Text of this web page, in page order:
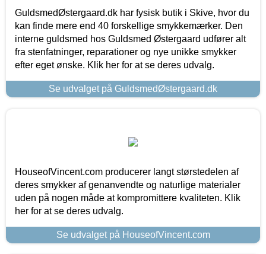
GuldsmedØstergaard.dk har fysisk butik i Skive, hvor du
kan finde mere end 40 forskellige smykkemærker. Den
interne guldsmed hos Guldsmed Østergaard udfører alt
fra stenfatninger, reparationer og nye unikke smykker
efter eget ønske. Klik her for at se deres udvalg.
Se udvalget på GuldsmedØstergaard.dk
HouseofVincent.com producerer langt størstedelen af
deres smykker af genanvendte og naturlige materialer
uden på nogen måde at kompromittere kvaliteten. Klik
her for at se deres udvalg.
Se udvalget på HouseofVincent.com